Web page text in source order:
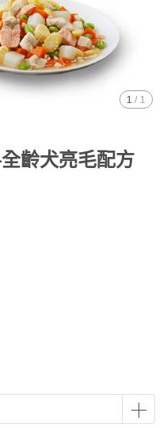
1 / 1
齡犬亮毛配方